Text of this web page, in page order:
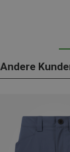
Andere